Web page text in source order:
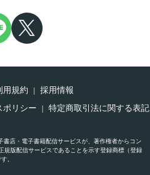
用規約
採用情報
ポリシー 特定商取引法に関する表記
書店・電子書籍配信サービスが、著作権者からコン
規版配信サービスであることを示す登録商標（登録
。